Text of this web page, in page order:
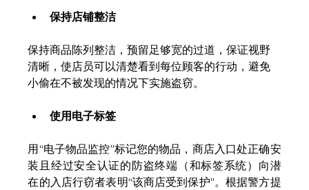
保持店铺整洁
保持商品陈列整洁，预留足够宽的过道，保证视野
清晰，使店员可以清楚看到每位顾客的行动，避免
小偷在不被发现的情况下实施盗窃。
使用电子标签
用“电子物品监控”标记您的物品，商店入口处正确安
装且经过安全认证的防盗终端（和标签系统）向潜
在的入店行窃者表明“该商店受到保护”。根据警方提